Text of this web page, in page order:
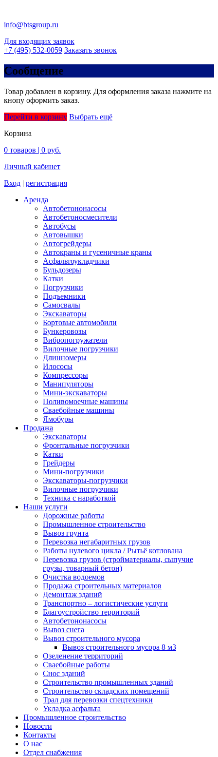
info@btsgroup.ru
Для входящих заявок
+7 (495) 532-0059 Заказать звонок
Сообщение
Товар добавлен в корзину. Для оформления заказа нажмите на
кнопу оформить заказ.
Перейти в корзину Выбрать ещё
Корзина
0 товаров | 0 руб.
Личный кабинет
Вход | регистрация
Аренда
Автобетононасосы
Авто­бетоно­смесители
Автобусы
Автовышки
Автогрейдеры
Автокраны и гусеничные краны
Асфальтоукладчики
Бульдозеры
Катки
Погрузчики
Подъемники
Самосвалы
Экскаваторы
Бортовые автомобили
Бункеровозы
Вибропогружатели
Вилочные погрузчики
Длинномеры
Илососы
Компрессоры
Манипуляторы
Мини-экскаваторы
Поливомоечные машины
Сваебойные машины
Ямобуры
Продажа
Экскаваторы
Фронтальные погрузчики
Катки
Грейдеры
Мини-погрузчики
Экскаваторы-погрузчики
Вилочные погрузчики
Техника с наработкой
Наши услуги
Дорожные работы
Промышленное строительство
Вывоз грунта
Перевозка негабаритных грузов
Работы нулевого цикла / Рытьё котлована
Перевозка грузов (стройматериалы, сыпучие
грузы, товарный бетон)
Очистка водоемов
Продажа строительных материалов
Демонтаж зданий
Транспортно – логистические услуги
Благоустройство территорий
Автобетононасосы
Вывоз снега
Вывоз строительного мусора
Вывоз строительного мусора 8 м3
Озеленение территорий
Сваебойные работы
Снос зданий
Строительство промышленных зданий
Строительство складских помещений
Трал для перевозки спецтехники
Укладка асфальта
Промышленное строительство
Новости
Контакты
О нас
Отдел снабжения